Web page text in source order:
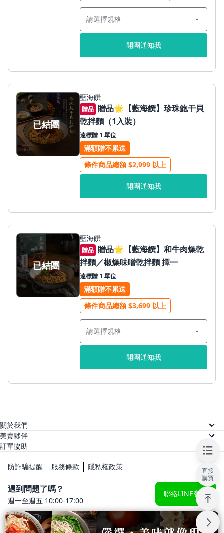
開團通知我
已結團
藍海饌
贈品 贈品🌟【藍海饌】珍珠鮑干貝
乾拌麵（1入裝）
達標贈 1 單位
滿額贈不累送
條件商品總額 $2,999 以上
開團通知我
已結團
藍海饌
贈品 贈品🌟【藍海饌】和牛肉燥乾
拌麵／椒燥味噌乾拌麵 擇一
達標贈 1 單位
滿額贈不累送
條件商品總額 $3,699 以上
開團通知我
直接
購買
關於我們
關於美賣
人才招募
美賣夥伴
供應商註冊
網紅註冊
訂單協助
防詐騙提醒 服務條款 隱私權政策
遇到問題了嗎？
週一至週五 10:00-17:00
聯絡LINE客服